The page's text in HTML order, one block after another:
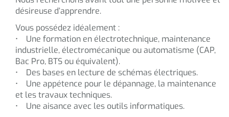
désireuse d’apprendre.
Vous possédez idéalement :
• Une formation en électrotechnique, maintenance
industrielle, électromécanique ou automatisme (CAP,
Bac Pro, BTS ou équivalent).
• Des bases en lecture de schémas électriques.
• Une appétence pour le dépannage, la maintenance
et les travaux techniques.
• Une aisance avec les outils informatiques.